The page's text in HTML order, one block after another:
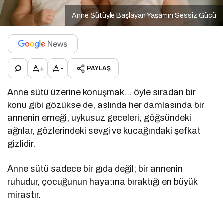
Anne Sütüyle Başlayan Yaşamın Sessiz Gücü
+ - PAYLAŞ
Anne sütü üzerine konuşmak… öyle sıradan bir
konu gibi gözükse de, aslında her damlasında bir
annenin emeği, uykusuz geceleri, göğsündeki
ağrılar, gözlerindeki sevgi ve kucağındaki şefkat
gizlidir.
Anne sütü sadece bir gıda değil; bir annenin
ruhudur, çocuğunun hayatına bıraktığı en büyük
mirastır.